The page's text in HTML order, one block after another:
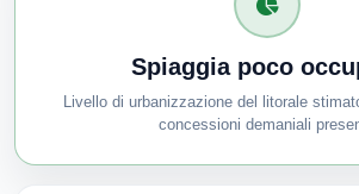
Spiaggia poco
Livello di urbanizzazione del litorale
concessioni demaniali